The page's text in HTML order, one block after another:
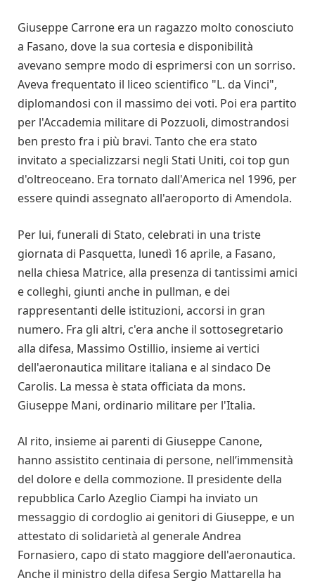
Giuseppe Carrone era un ragazzo molto conosciuto
a Fasano, dove la sua cortesia e disponibilità
avevano sempre modo di esprimersi con un sorriso.
Aveva frequentato il liceo scientifico "L. da Vinci",
diplomandosi con il massimo dei voti. Poi era partito
per l'Accademia militare di Pozzuoli, dimostrandosi
ben presto fra i più bravi. Tanto che era stato
invitato a specializzarsi negli Stati Uniti, coi top gun
d'oltreoceano. Era tornato dall'America nel 1996, per
essere quindi assegnato all'aeroporto di Amendola.
Per lui, funerali di Stato, celebrati in una triste
giornata di Pasquetta, lunedì 16 aprile, a Fasano,
nella chiesa Matrice, alla presenza di tantissimi amici
e colleghi, giunti anche in pullman, e dei
rappresentanti delle istituzioni, accorsi in gran
numero. Fra gli altri, c'era anche il sottosegretario
alla difesa, Massimo Ostillio, insieme ai vertici
dell'aeronautica militare italiana e al sindaco De
Carolis. La messa è stata officiata da mons.
Giuseppe Mani, ordinario militare per l'Italia.
Al rito, insieme ai parenti di Giuseppe Canone,
hanno assistito centinaia di persone, nell’immensità
del dolore e della commozione. Il presidente della
repubblica Carlo Azeglio Ciampi ha inviato un
messaggio di cordoglio ai genitori di Giuseppe, e un
attestato di solidarietà al generale Andrea
Fornasiero, capo di stato maggiore dell'aeronautica.
Anche il ministro della difesa Sergio Mattarella ha